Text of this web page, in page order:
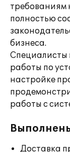
требованиям
полностью
бизнеса.
Специалисты
работы по
настройке
работы с
Доставка